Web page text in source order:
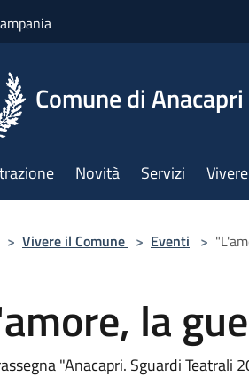
Comune di Anacapri
Novità Servizi
> Vivere il Comune > Eventi >
la
"Anacapri. Sguardi Teatrali